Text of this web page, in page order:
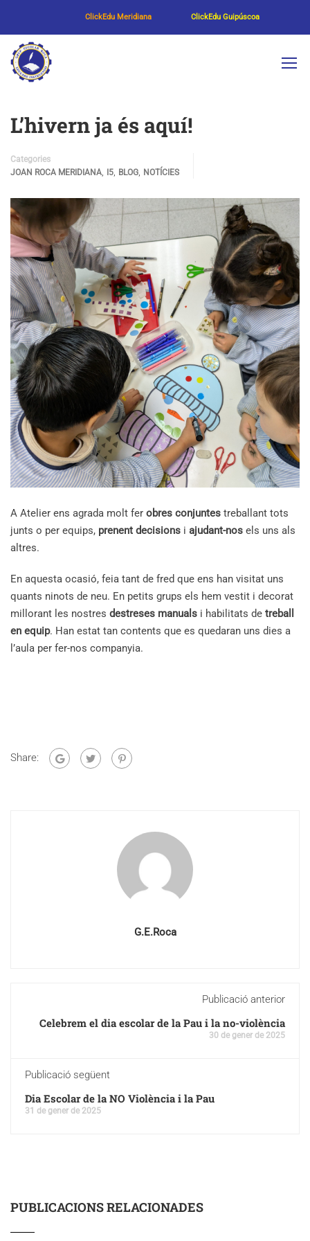
ClickEdu Meridiana ClickEdu Guipúscoa
L’hivern ja és aquí!
Categories
JOAN ROCA MERIDIANA, I5, BLOG, NOTÍCIES
A Atelier ens agrada molt fer obres conjuntes treballant tots
junts o per equips, prenent decisions i ajudant-nos els uns als
altres.
En aquesta ocasió, feia tant de fred que ens han visitat uns
quants ninots de neu. En petits grups els hem vestit i decorat
millorant les nostres destreses manuals i habilitats de treball
en equip. Han estat tan contents que es quedaran uns dies a
l’aula per fer-nos companyia.
Share:
G.E.Roca
Publicació anterior
Celebrem el dia escolar de la Pau i la no-violència
30 de gener de 2025
Publicació següent
Dia Escolar de la NO Violència i la Pau
31 de gener de 2025
PUBLICACIONS RELACIONADES